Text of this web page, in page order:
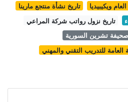
تاريخ نشأة منتجع مارينا
ويكيبيديا
تاريخ نزول رواتب شركة المراعي
صحيفة تشرين السورية
للتدريب التقني والمهني